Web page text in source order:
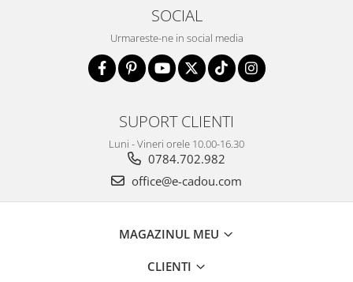
SOCIAL
Urmareste-ne in social media
SUPORT CLIENTI
Luni - Vineri orele 10.00-16.30
0784.702.982
office@e-cadou.com
MAGAZINUL MEU
CLIENTI